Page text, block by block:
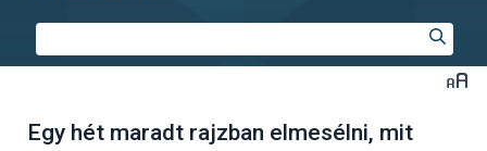
Egy hét maradt rajzban elmesélni, mit